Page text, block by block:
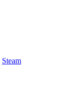
Steam